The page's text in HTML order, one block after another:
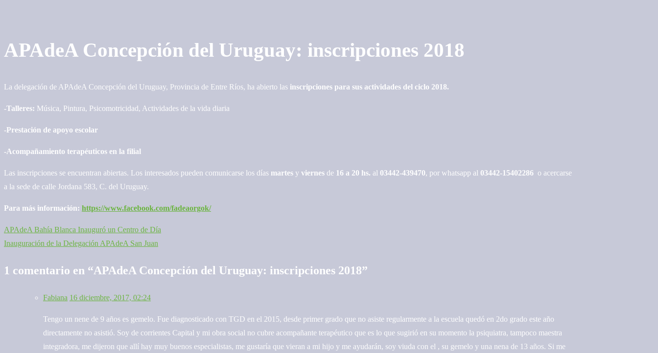
APAdeA Concepción del Uruguay: inscripciones 2018
La delegación de APAdeA Concepción del Uruguay, Provincia de Entre Ríos, ha abierto las inscripciones para sus actividades del ciclo 2018.
-Talleres: Música, Pintura, Psicomotricidad, Actividades de la vida diaria
-Prestación de apoyo escolar
-Acompañamiento terapéuticos en la filial
Las inscripciones se encuentran abiertas. Los interesados pueden comunicarse los días martes y viernes de 16 a 20 hs. al 03442-439470, por whatsapp al 03442-15402286 o acercarse
a la sede de calle Jordana 583, C. del Uruguay.
Para más información: https://www.facebook.com/fadeaorgok/
Navegación
entradas
APAdeA Bahía Blanca Inauguró un Centro de Día
Inauguración de la Delegación APAdeA San Juan
1 comentario en “APAdeA Concepción del Uruguay: inscripciones 2018”
Fabiana 16 diciembre, 2017, 02:24
Tengo un nene de 9 años es gemelo. Fue diagnosticado con TGD en el 2015, desde primer grado que no asiste regularmente a la escuela quedó en 2do grado este año
directamente no asistió. Soy de corrientes Capital y mi obra social no cubre acompañante terapéutico que es lo que sugirió en su momento la psiquiatra, tampoco maestra
integradora, me dijeron que allí hay muy buenos especialistas, me gustaría que vieran a mi hijo y me ayudarán, soy viuda con el , su gemelo y una nena de 13 años. Si me